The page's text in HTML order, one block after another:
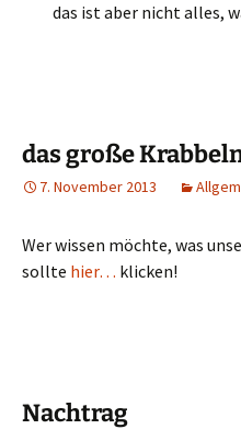
das ist aber nicht alles,
das große
7. November 2013
Wer wissen möchte, was
sollte hier… klicken!
Nachtrag